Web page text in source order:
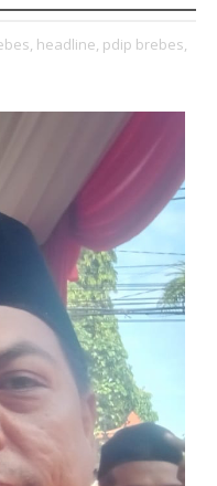
headline, pdip brebes,